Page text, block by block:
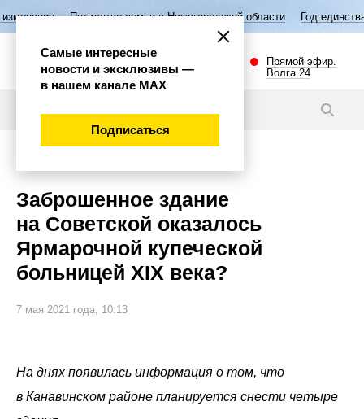
семьи в Нижегородской области Год единства народов России
Прямой эфир.
Волга 24
Заброшенное здание
на Советской оказалось
Ярмарочной купеческой
больницей XIX века?
7 мая 2021 года, 10:13
На днях появилась информация о том, что
в Канавинском районе планируется снести четыре
Самые интересные
новости и эксклюзивы —
в нашем канале МАХ
Подписаться